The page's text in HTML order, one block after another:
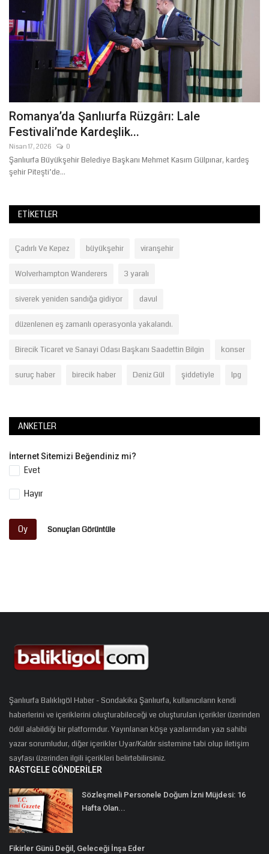
Romanya’da Şanlıurfa Rüzgârı: Lale
Festivali’nde Kardeşlik...
Nisan 17, 2026 0
Şanlıurfa Büyükşehir Belediye Başkanı Mehmet Kasım Gülpınar, kardeş
şehir Pitești’de...
ETIKETLER
Çadırlı Ve Kepez büyükşehir viranşehir
Wolverhampton Wanderers 3 yaralı
siverek yeniden sandığa gidiyor davul
düzenlenen eş zamanlı operasyonla yakalandı.
Birecik Ticaret ve Sanayi Odası Başkanı Saadettin Bilgin konser
suruç haber birecik haber Deniz Gül şiddetiyle lpg
ANKETLER
İnternet Sitemizi Beğendiniz mi?
Evet
Hayır
Oy Sonuçları Görüntüle
Şanlıurfa Balıklıgöl Haber - Sondakika Şanlıurfa, kullanıcıların kendi
haberlerini ve içeriklerini oluşturabileceği ve oluşturulan içerikler üzerinden
ödül alabildiği bir platformdur. Yayınlanan köşe yazılarından yazı sahibi
yazar sorumludur, diğer içerikler Uyar/Kaldır sistemine tabi olup iletişim
sayfası üzerinden ilgili içerikleri belirtebilirsiniz.
RASTGELE GÖNDERILER
Sözleşmeli Personele Doğum İzni Müjdesi: 16
Hafta Olan...
Fikirler Günü Değil, Geleceği İnşa Eder